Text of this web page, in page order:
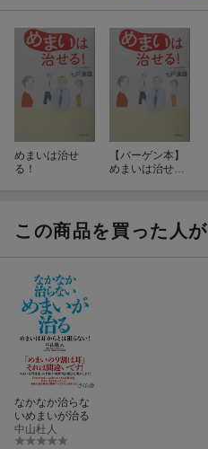
めまいは治せ
る！
【バーゲン本】
めまいは治せ
この商品を買った人
なかなか治らな
いめまいが治る
中山杜人